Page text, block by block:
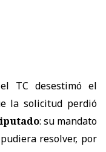
TC desestimó el
la solicitud perdió
: su mandato
resolver, por